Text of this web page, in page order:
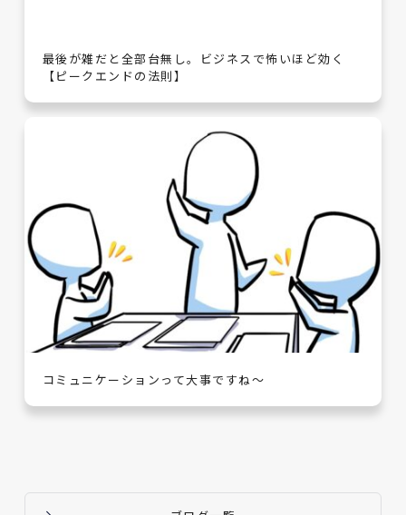
最後が雑だと全部台無し。ビジネスで怖いほど効く
【ピークエンドの法則】
コミュニケーションって大事ですね～